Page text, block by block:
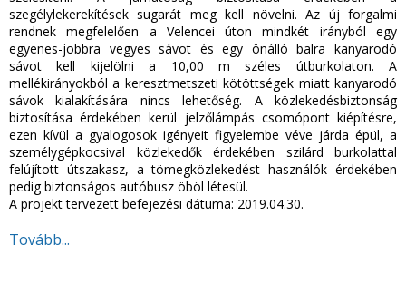
szegélylekerekítések sugarát meg kell növelni. Az új forgalmi
rendnek megfelelően a Velencei úton mindkét irányból egy
egyenes-jobbra vegyes sávot és egy önálló balra kanyarodó
sávot kell kijelölni a 10,00 m széles útburkolaton. A
mellékirányokból a keresztmetszeti kötöttségek miatt kanyarodó
sávok kialakítására nincs lehetőség. A közlekedésbiztonság
biztosítása érdekében kerül jelzőlámpás csomópont kiépítésre,
ezen kívül a gyalogosok igényeit figyelembe véve járda épül, a
személygépkocsival közlekedők érdekében szilárd burkolattal
felújított útszakasz, a tömegközlekedést használók érdekében
pedig biztonságos autóbusz öböl létesül.
A projekt tervezett befejezési dátuma: 2019.04.30.
Tovább...